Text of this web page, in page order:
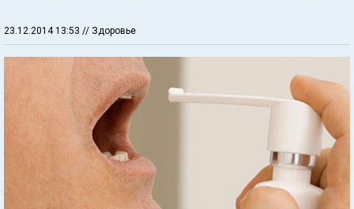
23.12.2014 13:53 // Здоровье